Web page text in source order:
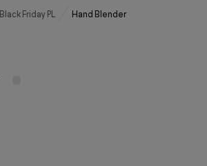
Black Friday PL Hand Blender